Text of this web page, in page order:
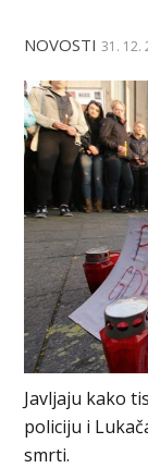
NOVOSTI 31. 12.
Javljaju kako
policiju i
smrti.